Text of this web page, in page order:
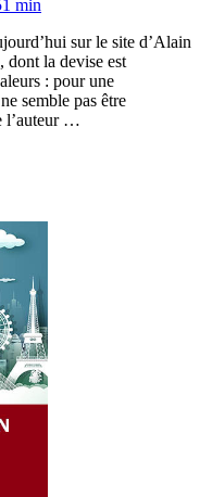
min
sur le site d’Alain
la devise est
: pour une
semble pas être
l’auteur …